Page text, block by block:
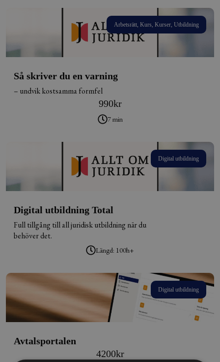
Arbetsrätt, Kurs, Kurser, Utbildning
Så skriver du en varning
– undvik kostsamma formfel
990kr
7 min
Digital utbildning
Digital utbildning Total
Full tillgång till all juridisk utbildning när du
behöver det.
Längd: 100h+
Digital utbildning
Avtalsportalen
4200kr